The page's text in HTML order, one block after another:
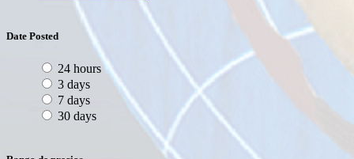
Date Posted
24 hours
3 days
7 days
30 days